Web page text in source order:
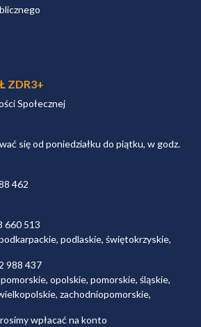
ZDR3+
Społecznej
się od poniedziałku do piątku, w godz.
462
660 513
podlaskie, świętokrzyskie,
988 437
opolskie, pomorskie, śląskie,
zachodniopomorskie,
wpłacać na konto